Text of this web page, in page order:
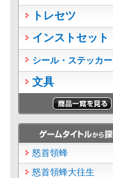
トレセツ
インストセット
シール・ステッカー
文具
怒首領蜂
怒首領蜂大往生